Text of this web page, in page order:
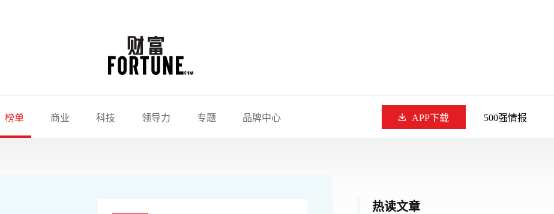
榜单 商业 科技 领导力 专题 品牌中心 APP下载 500强情报
热读文章